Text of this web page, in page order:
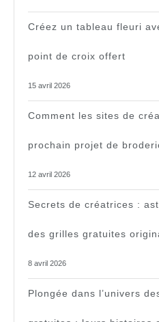
Créez un tableau fleuri
point de croix offert
15 avril 2026
Comment les sites de
prochain projet de
12 avril 2026
Secrets de créatrices :
des grilles gratuites
8 avril 2026
Plongée dans l’univers